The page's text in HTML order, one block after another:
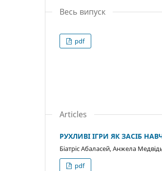
Весь випуск
pdf
Articles
РУХЛИВІ ІГРИ ЯК ЗАСІБ
Біатріс Абаласей, Анжела
pdf